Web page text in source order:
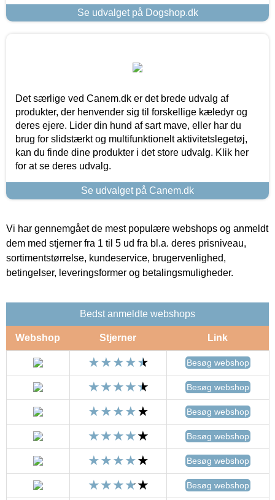
Se udvalget på Dogshop.dk
Det særlige ved Canem.dk er det brede udvalg af
produkter, der henvender sig til forskellige kæledyr og
deres ejere. Lider din hund af sart mave, eller har du
brug for slidstærkt og multifunktionelt aktivitetslegetøj,
kan du finde dine produkter i det store udvalg. Klik her
for at se deres udvalg.
Se udvalget på Canem.dk
Vi har gennemgået de mest populære webshops og anmeldt
dem med stjerner fra 1 til 5 ud fra bl.a. deres prisniveau,
sortimentstørrelse, kundeservice, brugervenlighed,
betingelser, leveringsformer og betalingsmuligheder.
Bedst anmeldte webshops
Webshop Stjerner Link
Besøg webshop
Besøg webshop
Besøg webshop
Besøg webshop
Besøg webshop
Besøg webshop